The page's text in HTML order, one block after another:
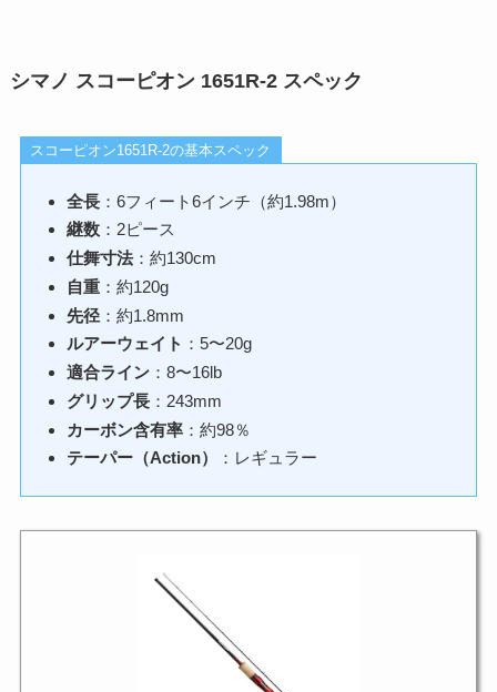
シマノ スコーピオン 1651R-2 スペック
スコーピオン1651R-2の基本スペック
全長 ：6フィート6インチ（約1.98m）
継数 ：2ピース
仕舞寸法：約130cm
自重 ：約120g
先径 ：約1.8mm
ルアーウェイト ：5〜20g
適合ライン ：8〜16lb
グリップ長 ：243mm
カーボン含有率 ：約98％
テーパー（Action）
：レギュラー